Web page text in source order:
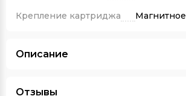
Крепление картриджа
Магнитное
Описание
Отзывы